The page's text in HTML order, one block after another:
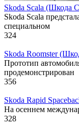
Skoda Scala (Шкода
Skoda Scala
специальном
324
Skoda Roomster
Прототип
продемонстрирован
356
Skoda Rapid
На осеннем
328